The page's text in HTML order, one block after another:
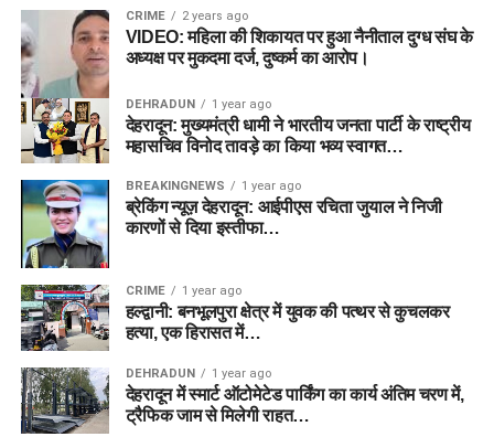
CRIME 2 years ago
VIDEO: महिला की शिकायत पर हुआ नैनीताल दुग्ध संघ के
अध्यक्ष पर मुकदमा दर्ज, दुष्कर्म का आरोप।
DEHRADUN 1 year ago
देहरादून: मुख्यमंत्री धामी ने भारतीय जनता पार्टी के राष्ट्रीय
महासचिव विनोद तावड़े का किया भव्य स्वागत…
BREAKINGNEWS 1 year ago
ब्रेकिंग न्यूज़ देहरादून: आईपीएस रचिता जुयाल ने निजी
कारणों से दिया इस्तीफा…
CRIME 1 year ago
हल्द्वानी: बनभूलपुरा क्षेत्र में युवक की पत्थर से कुचलकर
हत्या, एक हिरासत में…
DEHRADUN 1 year ago
देहरादून में स्मार्ट ऑटोमेटेड पार्किंग का कार्य अंतिम चरण में,
ट्रैफिक जाम से मिलेगी राहत…